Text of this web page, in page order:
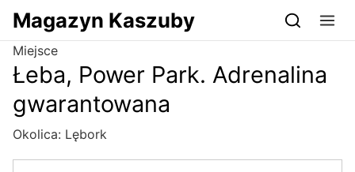
Przejdź do serwisu magazynkaszuby.pl
Magazyn Kaszuby
Miejsce
Łeba, Power Park. Adrenalina
gwarantowana
Okolica: Lębork